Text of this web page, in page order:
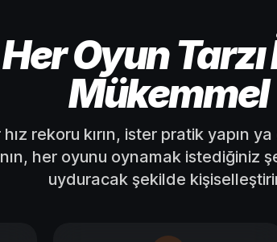
Her Oyun Tarzı
Mükemmel
hız rekoru kırın, ister pratik yapın
her oyunu oynamak istediğiniz
uyduracak şekilde